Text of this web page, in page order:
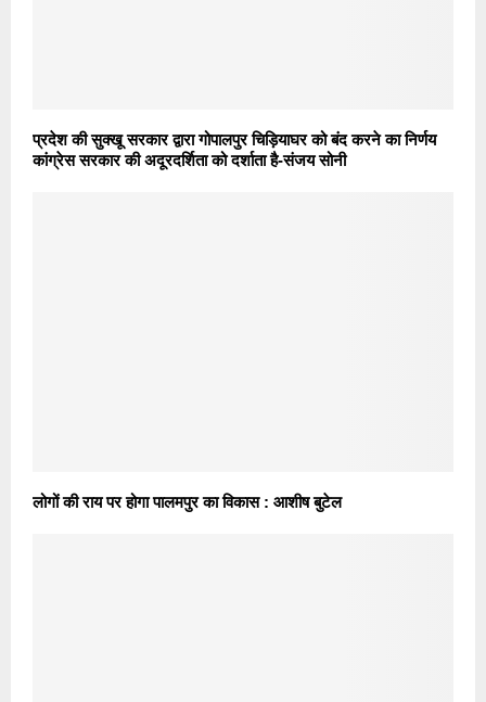
प्रदेश की सुक्खू सरकार द्वारा गोपालपुर चिड़ियाघर को बंद करने का निर्णय
कांग्रेस सरकार की अदूरदर्शिता को दर्शाता है-संजय सोनी
लोगों की राय पर होगा पालमपुर का विकास : आशीष बुटेल